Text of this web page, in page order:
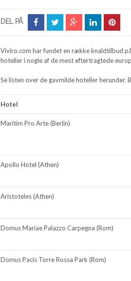
DEL PÅ
Viviro.com har fundet en række knaldtilbud
hoteller i nogle af de mest eftertragtede
Se listen over de gavmilde hoteller
Hotel
Maritim Pro Arte (Berlin)
Apollo Hotel (Athen)
Aristoteles (Athen)
Domus Mariae Palazzo Carpegna (Rom)
Domus Pacis Torre Rossa Park (Rom)